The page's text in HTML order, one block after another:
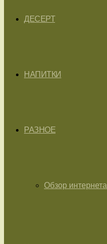
ДЕСЕРТ
НАПИТКИ
РАЗНОЕ
Обзор интернета